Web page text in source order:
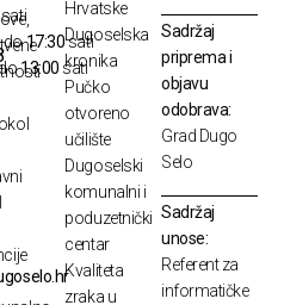
do17:30sati
13:00 sati
Hrvatske
Dugoselska
kronika
Pučko
otvoreno
učilište
Dugoselski
komunalni i
poduzetnički
centar
Kvaliteta
zraka u
Sadržaj
priprema i
objavu
odobrava:
Grad Dugo
Selo
Sadržaj
unose:
Referent za
informatičke